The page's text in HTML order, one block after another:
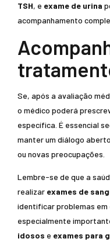
TSH, e exame de urina
acompanhamento
Se, após a avaliação
o médico poderá
específica. É essencial
manter um diálogo
ou novas preocupações.
Lembre-se de que a
realizar exames de
identificar problemas em
especialmente
idosos e exames para